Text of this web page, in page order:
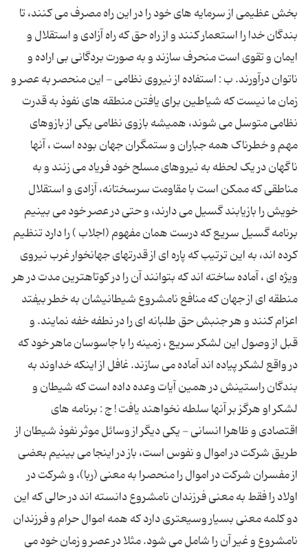
بخش عظیمى از سرمایه هاى خود را در این راه مصرف مى کنند، تا
بندگان خدا را استعمار کنند و از راه حق که راه آزادى و استقلال و
ایمان و تقوى است منحرف سازند و به صورت بردگانى بى اراده و
ناتوان درآورند. ب : استفاده از نیروى نظامى - این منحصر به عصر و
زمان ما نیست که شیاطین براى یافتن منطقه هاى نفوذ به قدرت
نظامى متوسل مى شوند، همیشه بازوى نظامى یکى از بازوهاى
مهم و خطرناک همه جباران و ستمگران جهان بوده است ، آنها
ناگهان در یک لحظه به نیروهاى مسلح خود فریاد مى زنند و به
مناطقى که ممکن است با مقاومت سرسختانه، آزادى و استقلال
خویش را بازیابند گسیل مى دارند، و حتى در عصر خود مى بینیم
برنامه گسیل سریع که درست همان مفهوم (اجلاب ) را دارد تنظیم
کرده اند، به این ترتیب که پاره اى از قدرتهاى جهانخوار غرب نیروى
ویژه اى ، آماده ساخته اند که بتوانند آن را در کوتاهترین مدت در هر
منطقه اى از جهان که منافع نامشروع شیطانیشان به خطر بیفتد
اعزام کنند و هر جنبش حق طلبانه اى را در نطفه خفه نمایند. و
قبل از وصول این لشکر سریع ، زمینه را با جاسوسان ماهر خود که
در واقع لشکر پیاده اند آماده مى سازند. غافل از اینکه خداوند به
بندگان راستینش در همین آیات وعده داده است که شیطان و
لشکر او هرگز بر آنها سلطه نخواهند یافت ! ج : برنامه هاى
اقتصادى و ظاهرا انسانى - یکى دیگر از وسائل موثر نفوذ شیطان از
طریق شرکت در اموال و نفوس است، باز در اینجا مى بینیم بعضى
از مفسران شرکت در اموال را منحصرا به معنى (ربا)، و شرکت در
اولاد را فقط به معنى فرزندان نامشروع دانسته اند در حالى که این
دو کلمه معنى بسیار وسیعترى دارد که همه اموال حرام و فرزندان
نامشروع و غیر آن را شامل مى شود. مثلا در عصر و زمان خود مى